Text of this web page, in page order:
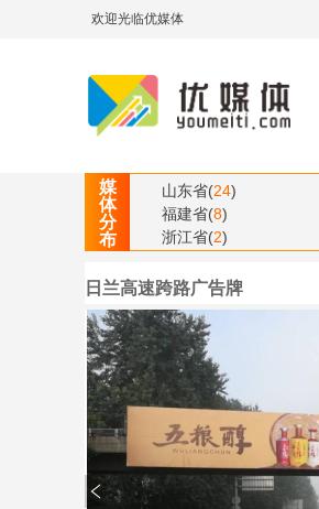
欢迎光临优媒体
媒
体
分
布
山东省(24)
福建省(8)
浙江省(2)
日兰高速跨路广告牌